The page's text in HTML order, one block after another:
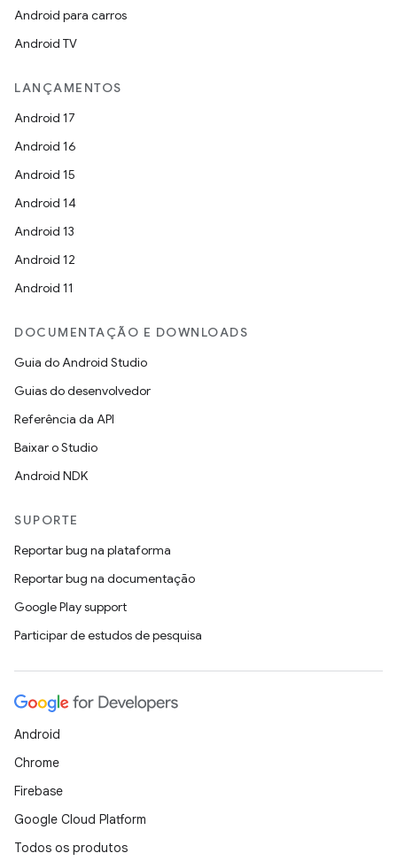
Android para carros
Android TV
LANÇAMENTOS
Android 17
Android 16
Android 15
Android 14
Android 13
Android 12
Android 11
DOCUMENTAÇÃO E DOWNLOADS
Guia do Android Studio
Guias do desenvolvedor
Referência da API
Baixar o Studio
Android NDK
SUPORTE
Reportar bug na plataforma
Reportar bug na documentação
Google Play support
Participar de estudos de pesquisa
Android
Chrome
Firebase
Google Cloud Platform
Todos os produtos